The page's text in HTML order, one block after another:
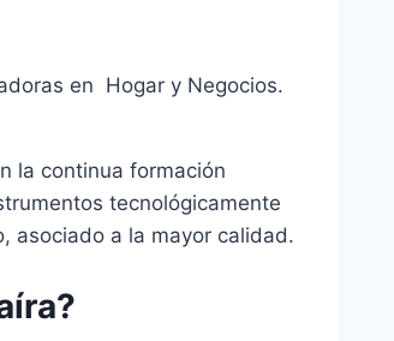
en Hogar y Negocios.
la continua formación
tecnológicamente
asociado a la mayor calidad.